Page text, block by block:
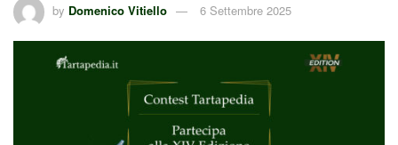
by Domenico Vitiello 6 Settembre 2025